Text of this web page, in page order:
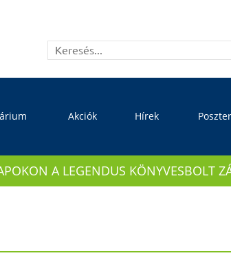
Akciók Hírek
A LEGENDUS KÖNYVESBOLT